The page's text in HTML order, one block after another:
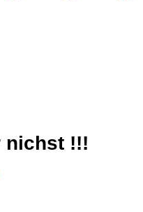
nichst !!!